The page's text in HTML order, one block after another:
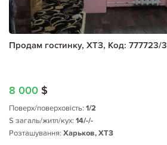
Продам гостинку, ХТЗ, Код: 777723/3
8 000 $
Поверх/поверховість: 1/2
S загаль/житл/кух: 14/-/-
Розташування: Харьков, ХТЗ